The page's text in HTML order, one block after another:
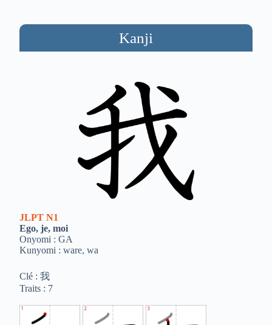
Kanji
JLPT N1
Ego, je, moi
Onyomi : GA
Kunyomi : ware, wa
Clé : 我
Traits : 7